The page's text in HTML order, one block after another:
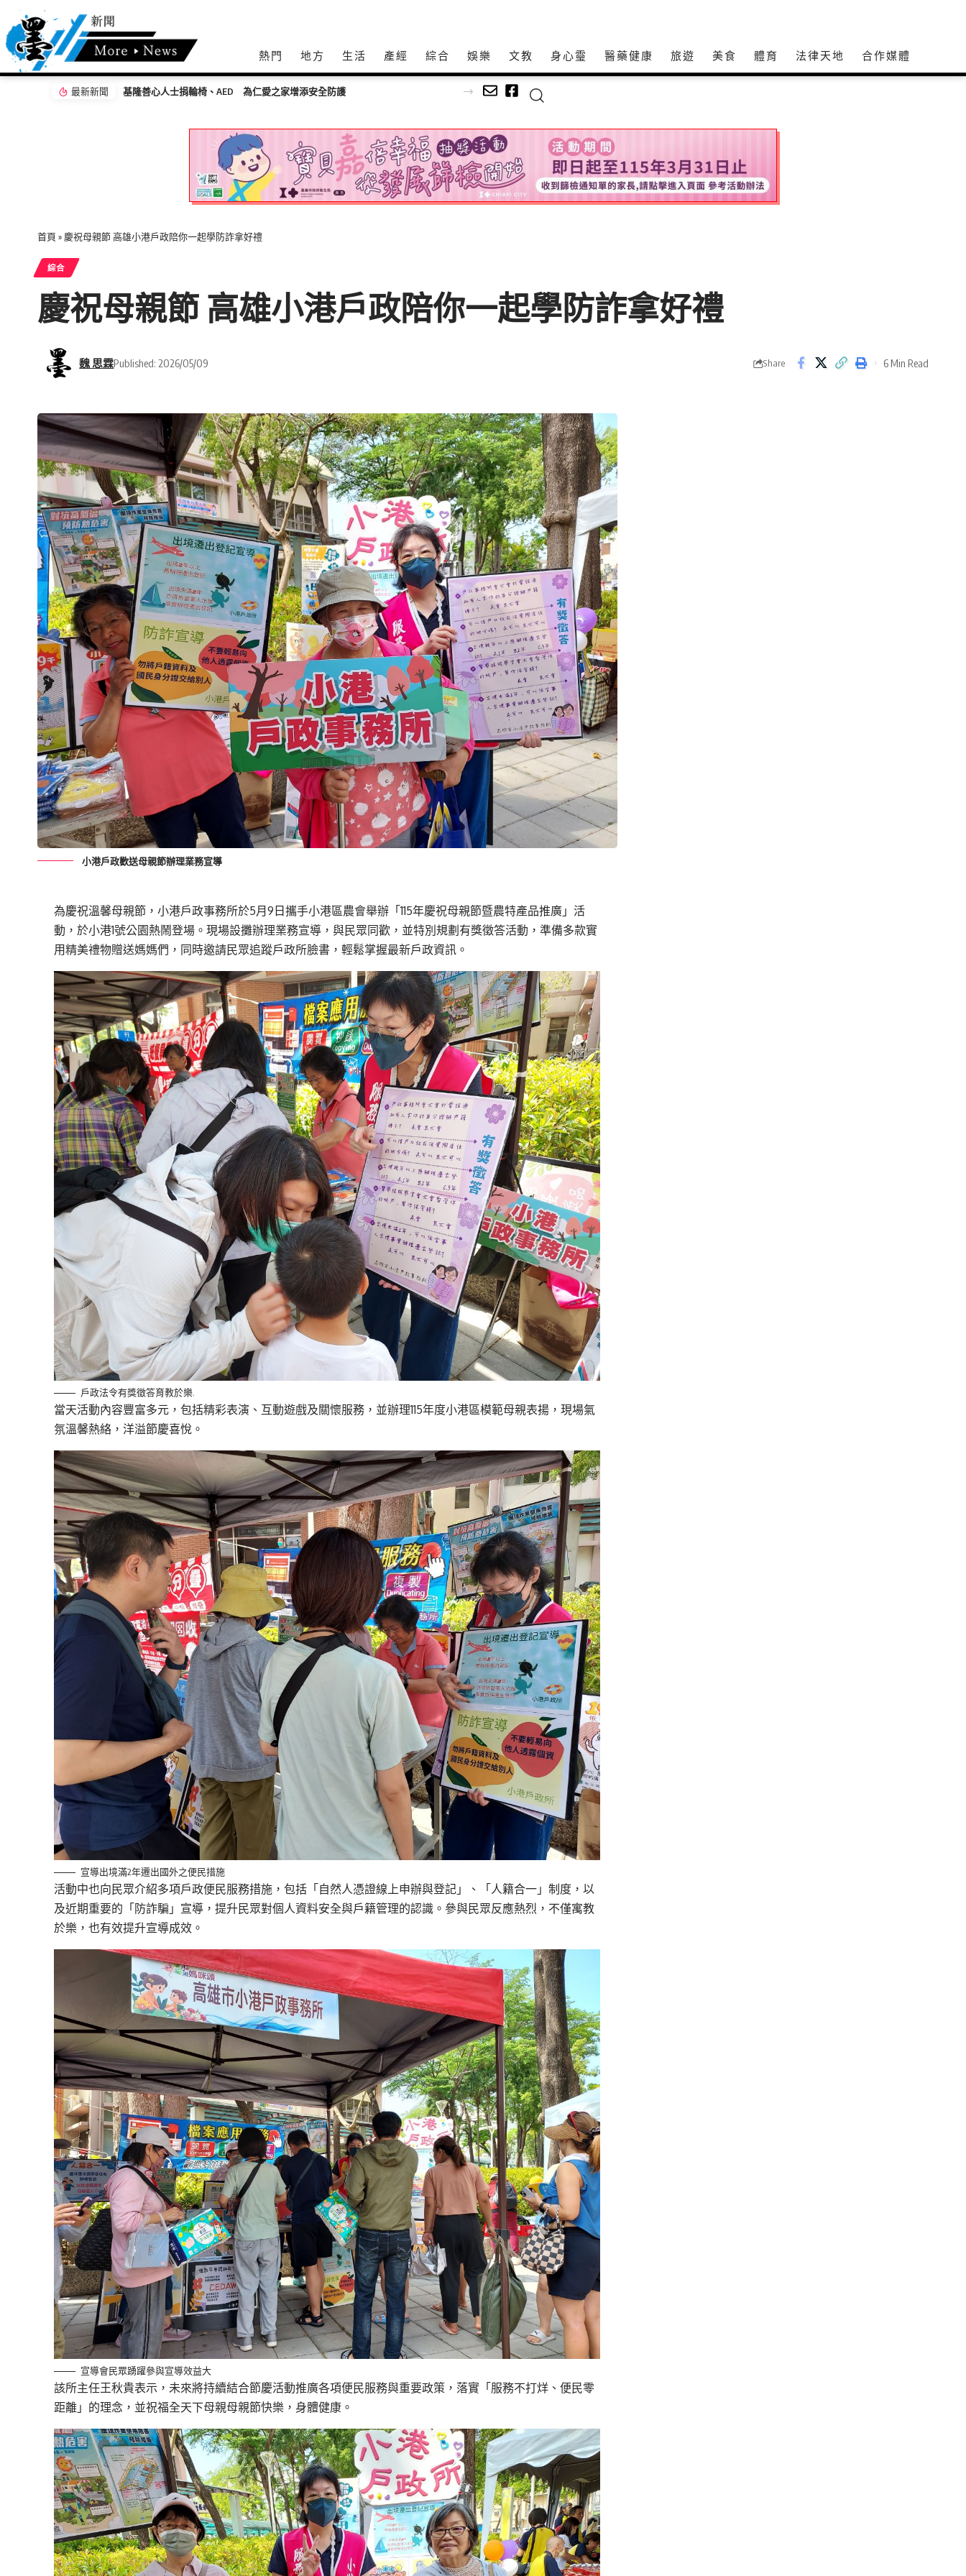
熱門 地方 生活 產經 綜合 娛樂 文教 身心𩆜 醫藥健康 旅遊 美食 體育 法律天地 合作媒體
最新新聞 基隆善心人士捐輪椅、AED 為仁愛之家增添安全防護
首頁 » 慶祝母親節 高雄小港戶政陪你一起學防詐拿好禮
綜合
慶祝母親節 高雄小港戶政陪你一起學防詐拿好禮
魏 思霖Published: 2026/05/09 Share 6 Min Read
小港戶政歡送母親節辦理業務宣導
為慶祝溫馨母親節，小港戶政事務所於5月9日攜手小港區農會舉辦「115年慶祝母親節暨農特產品推廣」活
動，於小港1號公園熱鬧登場。現場設攤辦理業務宣導，與民眾同歡，並特別規劃有獎徵答活動，準備多款實
用精美禮物贈送媽媽們，同時邀請民眾追蹤戶政所臉書，輕鬆掌握最新戶政資訊。
戶政法令有獎徵答育教於樂.
當天活動內容豐富多元，包括精彩表演、互動遊戲及關懷服務，並辦理115年度小港區模範母親表揚，現場氣
氛溫馨熱絡，洋溢節慶喜悅。
宣導出境滿2年遷出國外之便民措施
活動中也向民眾介紹多項戶政便民服務措施，包括「自然人憑證線上申辦與登記」、「人籍合一」制度，以
及近期重要的「防詐騙」宣導，提升民眾對個人資料安全與戶籍管理的認識。參與民眾反應熱烈，不僅寓教
於樂，也有效提升宣導成效。
宣導會民眾踴躍參與宣導效益大
該所主任王秋貴表示，未來將持續結合節慶活動推廣各項便民服務與重要政策，落實「服務不打烊、便民零
距離」的理念，並祝福全天下母親母親節快樂，身體健康。